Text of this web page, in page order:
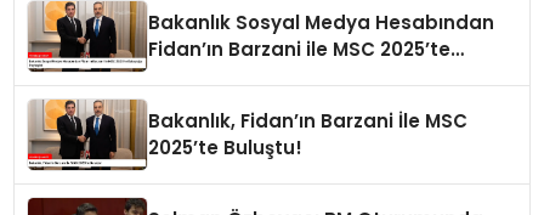
Bakanlık Sosyal Medya Hesabından
Fidan’ın Barzani ile MSC 2025’te
Bakanlık, Fidan’ın Barzani İle MSC
2025’te Buluştu!